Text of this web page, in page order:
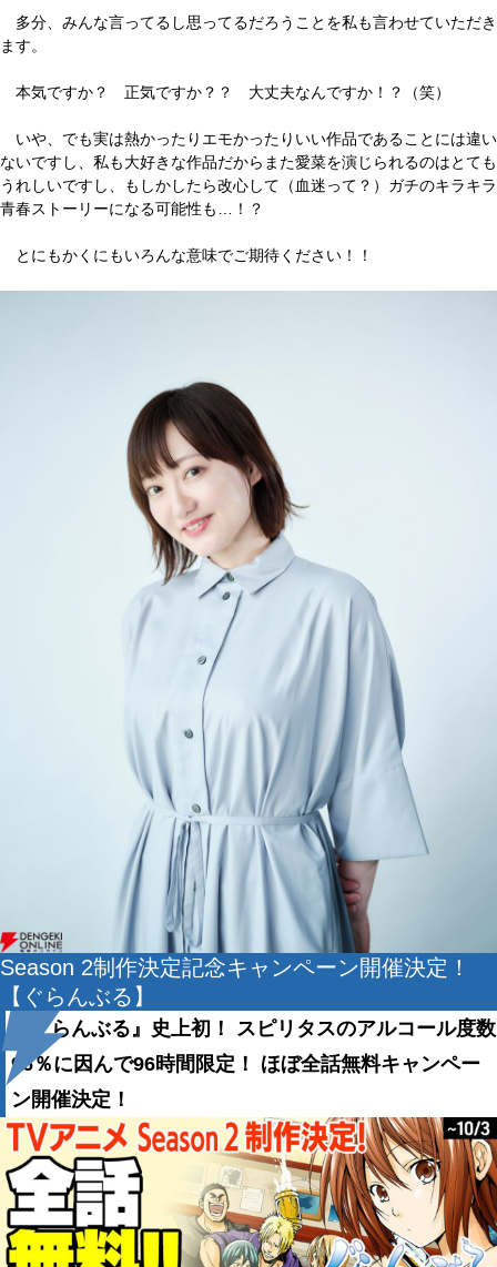
多分、みんな言ってるし思ってるだろうことを私も言わせていただき
ます。
本気ですか？ 正気ですか？？ 大丈夫なんですか！？（笑）
いや、でも実は熱かったりエモかったりいい作品であることには違い
ないですし、私も大好きな作品だからまた愛菜を演じられるのはとても
うれしいですし、もしかしたら改心して（血迷って？）ガチのキラキラ
青春ストーリーになる可能性も…！？
とにもかくにもいろんな意味でご期待ください！！
Season 2制作決定記念キャンペーン開催決定！
【ぐらんぶる】
『ぐらんぶる』史上初！ スピリタスのアルコール度数
96％に因んで96時間限定！ ほぼ全話無料キャンペー
ン開催決定！